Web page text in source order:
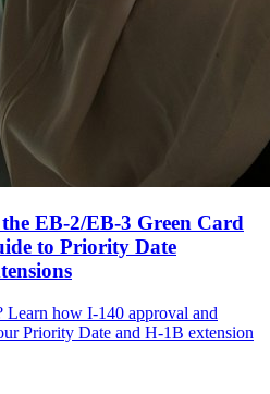
EB-2/EB-3 Green Card
to Priority Date
how I-140 approval and
Priority Date and H-1B extension